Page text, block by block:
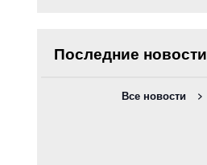
Последние новости
Все новости